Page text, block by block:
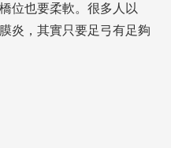
位也要柔軟。很多人以
炎，其實只要足弓有足夠